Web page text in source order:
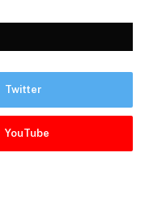
Twitter
YouTube